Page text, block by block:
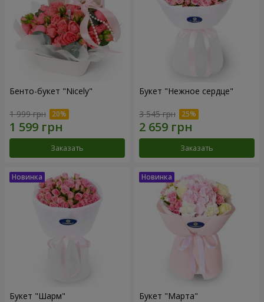
Бенто-букет "Nicely"
1 999 грн
Заказать
Букет "Нежное сердце"
3 545 грн
Заказать
Букет "Шарм" Букет "Марта"